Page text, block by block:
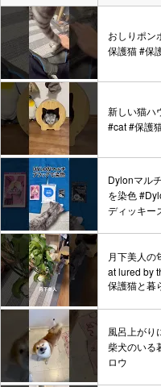
おしりポン
保護猫 #保
新しい猫ハ
#cat #保護
Dylonマル
を染色
ディッキー
月下美人の
at lured by
保護猫と暮
風呂上がり
柴犬のいる
ロウ